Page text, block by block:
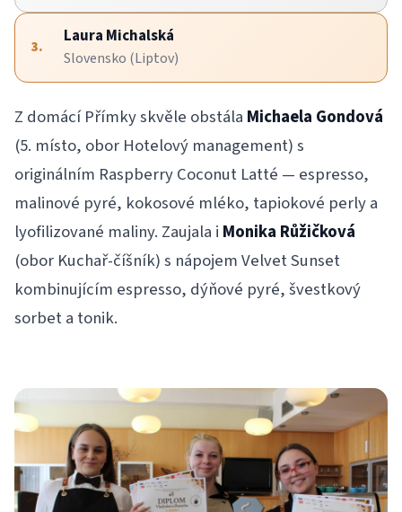
3.
Laura Michalská
Slovensko (Liptov)
Z domácí Přímky skvěle obstála Michaela Gondová
(5. místo, obor Hotelový management) s
originálním Raspberry Coconut Latté — espresso,
malinové pyré, kokosové mléko, tapiokové perly a
lyofilizované maliny. Zaujala i Monika Růžičková
(obor Kuchař-číšník) s nápojem Velvet Sunset
kombinujícím espresso, dýňové pyré, švestkový
sorbet a tonik.